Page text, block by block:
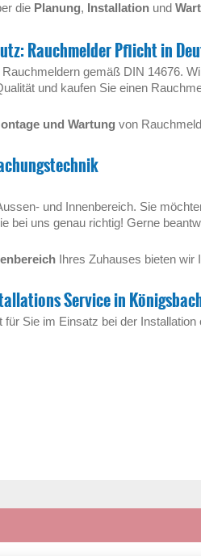
die Planung, Installation und
Rauchmelder Pflicht in
gemäß DIN 14676.
und kaufen Sie einen
und Wartung von
und Innenbereich. Sie
bei uns genau richtig! Gerne
Ihres Zuhauses bieten wir
Service in
Sie im Einsatz bei der